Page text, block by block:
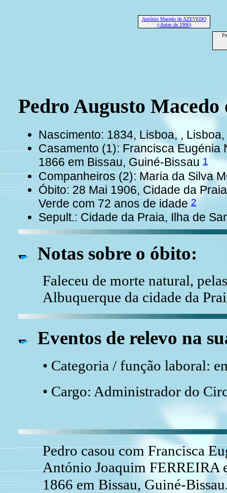
António Macedo de AZEVEDO
(-Antes de 1906)
Pedro Augusto
Nascimento: 1834, Lisboa, ,
Casamento (1): Francisca Eugénia
1866 em Bissau, Guiné-Bissau1
Companheiros (2): Maria da Silva
Óbito: 28 Mai 1906, Cidade da
Verde com 72 anos de idade2
Sepult.: Cidade da Praia, Ilha de
Notas sobre o óbito:
Faleceu de morte natural,
Albuquerque da cidade da
Eventos de relevo na
• Categoria / função laboral:
• Cargo: Administrador do
Pedro casou com Francisca
António Joaquim FERREIRA
1866 em Bissau, Guiné-